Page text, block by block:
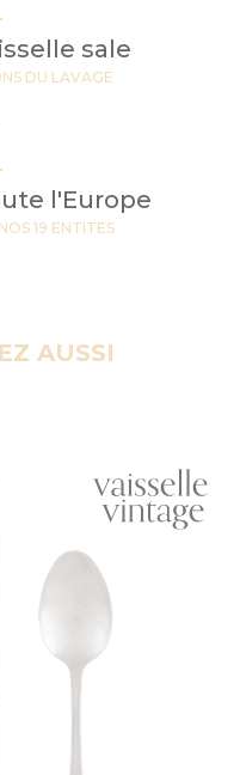
sale
DU LAVAGE
l'Europe
19 ENTITES
AUSSI